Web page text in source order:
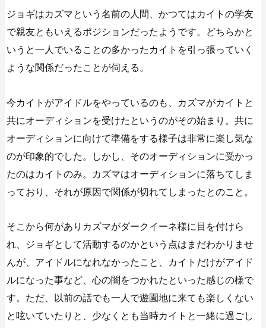
ジョギはカズマという名前の人間、かつてはカイトの学友
で親友ともいえるポジションだったようです。どちらかと
いうと一人でいることの多かったカイトを引っ張っていく
ような関係だったことが伺える。
今カイトがアイドルをやっているのも、カズマがカイトと
共にオーディションを受けたというのがその始まり。共に
オーディションに向けて準備をする様子は非常に楽し気な
のが印象的でした。しかし、そのオーディションに受かっ
たのはカイトのみ。カズマはオーディションに落ちてしま
っており、それが原因で関係が切れてしまったとのこと。
そこから何がありカズマがダークイーネ様に目を付けら
れ、ジョギとして活動するのかという点はまだわかりませ
んが、アイドルになれなかったこと、カイトだけがアイド
ルになった事など、心の闇をつかれたといった感じの様で
す。ただ、以前の話でも一人で遊園地に来ても楽しくない
と呟いていたりと、少なくとも当時カイトと一緒に過ごし